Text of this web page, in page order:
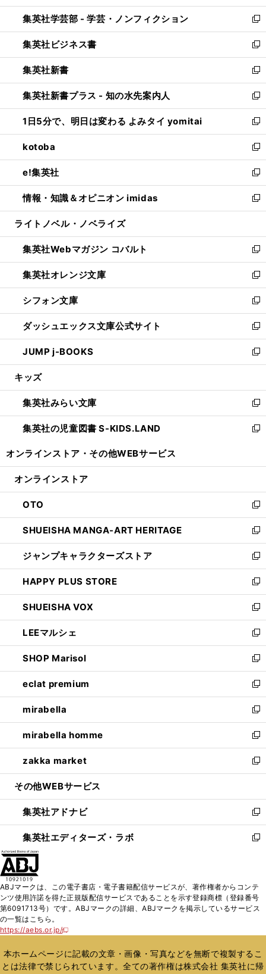
開
く
ウ
で
開
く
ン
ド
ウ
で
開
く
ウ
ィ
ン
ド
ウ
で
開
く
集英社学芸部 - 学芸・ノンフィクション
新
し
い
ウ
ィ
ン
ド
ウ
で
開
く
集英社ビジネス書
新
し
い
ウ
ィ
ン
ド
ウ
で
開
く
集英社新書
新
し
い
ウ
ィ
ン
ド
ウ
で
開
く
集英社新書プラス - 知の水先案内人
新
し
い
ウ
ィ
ン
ド
ウ
で
開
1日5分で、明日は変わる よみタイ yomitai
新
し
い
ウ
ィ
ン
ド
ウ
開
く
kotoba
新
し
い
ウ
ィ
ン
ウ
で
開
く
e!集英社
新
し
い
ウ
ン
ド
ウ
で
開
く
情報・知識＆オピニオン imidas
新
し
ウ
ィ
ン
ド
ウ
で
開
く
ライトノベル・ノベライズ
集英社Webマガジン コバルト
新
し
い
ウ
ィ
ン
ド
ウ
で
開
集英社オレンジ文庫
新
し
い
ウ
ィ
ン
ド
ウ
開
く
シフォン文庫
新
し
い
ウ
ィ
ン
ウ
で
開
く
ダッシュエックス文庫公式サイト
新
し
い
ウ
ン
ド
ウ
で
JUMP j-BOOKS
新
し
ウ
ィ
ン
ド
開
キッズ
集英社みらい文庫
新
し
い
ン
ウ
で
開
く
集英社の児童図書 S-KIDS.LAND
新
ウ
ン
ド
ウ
で
開
く
オンラインストア・ その他WEBサービス
オンラインストア
OTO
新
し
い
ウ
ィ
ン
ド
ウ
で
開
く
SHUEISHA MANGA-ART HERITAGE
新
し
い
ウ
ィ
ン
ド
ウ
で
開
く
ジャンプキャラクターズストア
新
し
い
ウ
ィ
ン
ド
ウ
で
開
く
HAPPY PLUS STORE
新
し
い
ウ
ィ
ン
ド
ウ
で
開
く
SHUEISHA VOX
新
し
い
ウ
ィ
ン
ド
ウ
で
開
く
LEEマルシェ
新
し
い
ウ
ィ
ン
ド
ウ
で
開
く
SHOP Marisol
新
し
い
ウ
ィ
ン
ド
ウ
で
開
eclat premium
新
し
い
ウ
ィ
ン
ド
ウ
開
く
mirabella
新
し
い
ウ
ィ
ン
ウ
で
開
く
mirabella homme
新
し
い
ウ
ン
ド
ウ
で
zakka market
新
し
ウ
ィ
ン
ド
く
その他WEBサービス
集英社アドナビ
新
し
い
ド
ウ
で
集英社エディターズ・ラボ
新
ィ
ン
ド
開
く
ABJマークは、この電子書店・電子書籍配信サービスが、著作権者からコンテ
ンツ使用許諾を得た正規版配信サービスであることを示す登録商標（登録番号
第6091713号）です。ABJマークの詳細、ABJマークを掲示しているサービス
の一覧はこちら。
https://aebs.or.jp/
新
い
ウ
ィ
本ホームページに記載の文章・画像・写真などを無断で複製するこ
とは法律で禁じられています。全ての著作権は株式会社 集英社に帰